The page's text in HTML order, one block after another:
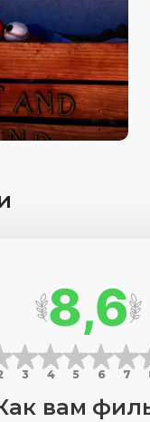
может стать
правил
8,6
3 4 5 6 7
вам